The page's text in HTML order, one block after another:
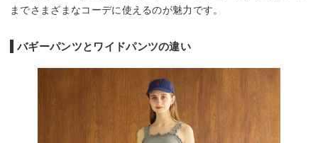
までさまざまなコーデに使えるのが魅力です。
バギーパンツとワイドパンツの違い